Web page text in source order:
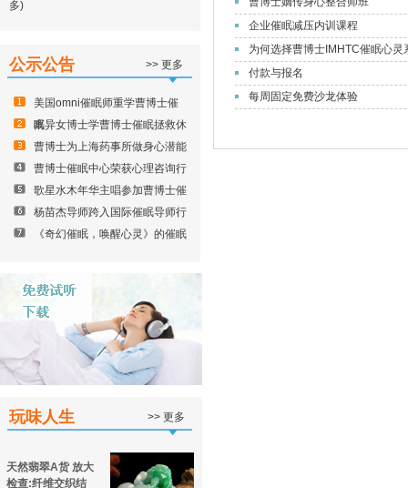
多)
公示公告 >> 更多
美国omni催眠师重学曹博士催
眠
离异女博士学曹博士催眠拯救休
曹博士为上海药事所做身心潜能
曹博士催眠中心荣获心理咨询行
歌星水木年华主唱参加曹博士催
杨苗杰导师跨入国际催眠导师行
《奇幻催眠，唤醒心灵》的催眠
玩味人生 >> 更多
天然翡翠A货 放大
检查:纤维交织结
企业催眠减压内训课程
为何选择曹博士IMHTC催眠心灵
付款与报名
每周固定免费沙龙体验